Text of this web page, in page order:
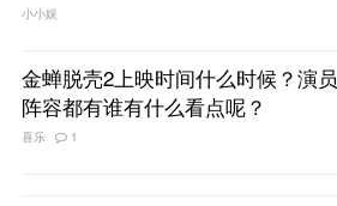
小小娱
金蝉脱壳2上映时间什么时候？演员
阵容都有谁有什么看点呢？
喜乐 1